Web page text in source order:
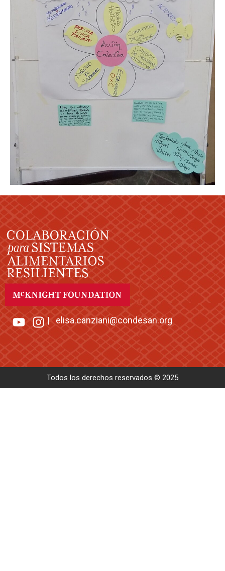
|elisa.canziani@condesan.org
Todos los derechos reservados © 2025